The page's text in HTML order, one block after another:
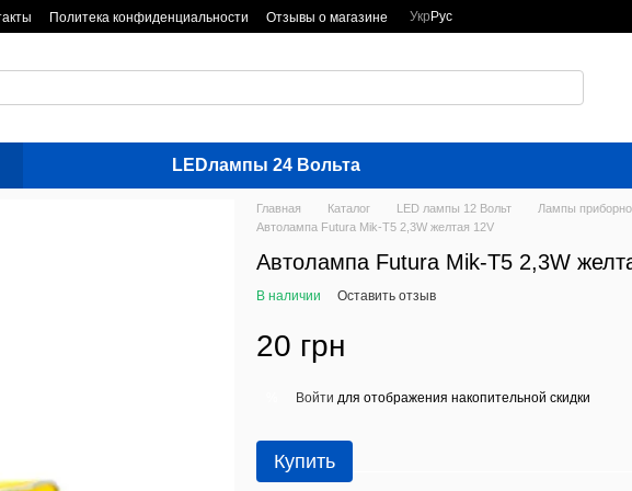
Политека конфиденциальности Отзывы о магазине Укр Рус
LEDлампы 24 Вольта
Главная Каталог LED лампы 12 Вольт
Лампы
Автолампа Futura Mik-Т5 2,3W желтая 12V
Автолампа Futura Mik-Т5 2,3W
В наличии Оставить отзыв
20 грн
Войти для отображения накопительной скидки
Купить